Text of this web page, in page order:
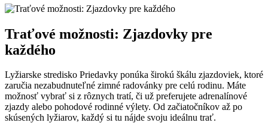
Traťové možnosti: Zjazdovky pre
každého
Lyžiarske stredisko Priedavky ponúka širokú škálu zjazdoviek, ktoré
zaručia nezabudnuteľné zimné radovánky pre celú rodinu. Máte
možnosť vybrať si z rôznych tratí, či už preferujete adrenalínové
zjazdy alebo pohodové rodinné výlety. Od začiatočníkov až po
skúsených lyžiarov, každý si tu nájde svoju ideálnu trať.